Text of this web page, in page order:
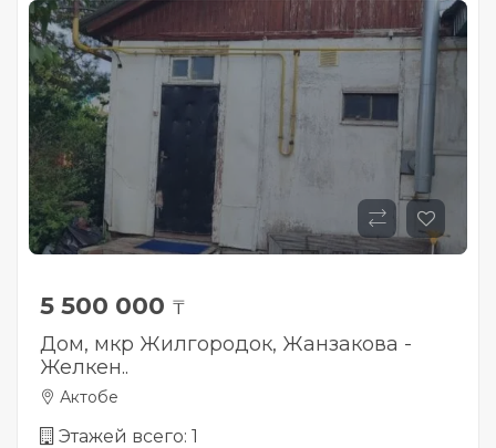
5 500 000 ₸
Дом, мкр Жилгородок, Жанзакова -
Желкен..
Актобе
Этажей всего: 1